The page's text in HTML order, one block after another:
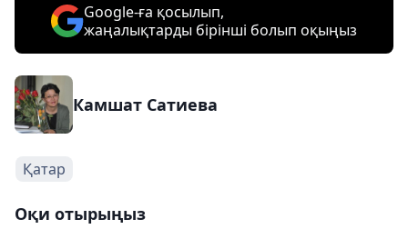
Google-ға қосылып,
жаңалықтарды бірінші болып оқыңыз
Камшат Сатиева
Қатар
Оқи отырыңыз